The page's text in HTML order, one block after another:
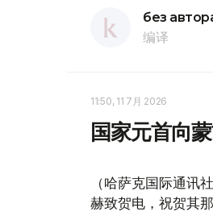
без
编译
11:50, 11 7月 2026
国家元首向
（哈萨克国际通讯
赫致贺电，祝贺其